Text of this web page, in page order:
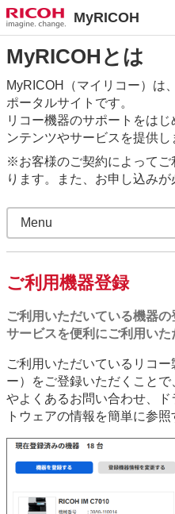
MyRICOH
MyRICOHとは
MyRICOH（マイリコー）は
ポータルサイトです。
リコー機器のサポートをは
ンテンツやサービスを提供し
※お客様のご契約によってご
ります。また、お申し込みが
Menu
ご利用機器登録
ご利用いただいている機器の
サービスを便利にご利用いた
ご利用いただいているリコ
ー）をご登録いただくこと
やよくあるお問い合わせ、
トウェアの情報を簡単に参照